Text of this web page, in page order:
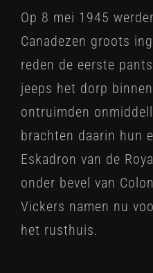
Op 8 mei 1945
Canadezen groots
reden de eerste
jeeps het dorp
ontruimden
brachten daarin hun
Eskadron van de
onder bevel van
Vickers namen nu
het rusthuis.